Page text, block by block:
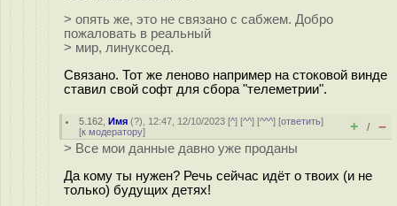
> опять же, это не связано с сабжем. Добро
пожаловать в реальный
> мир, линуксоед.
Связано. Тот же леново например на стоковой винде
ставил свой софт для сбора "телеметрии".
5.162 ,Имя (?), 12:47, 12/10/2023 [^] [^^] [^^^] [ответить]
[к модератору] + / –
> Все мои данные давно уже проданы
Да кому ты нужен? Речь сейчас идёт о твоих (и не
только) будущих детях!